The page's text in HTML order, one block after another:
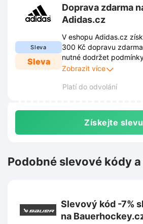
Sleva
Sleva
Doprava zdarma
Adidas.cz
V eshopu Adidas.cz
300 Kč dopravu
nutné dodržet
obchodem. Tyto
se průběžně měnit.
Zobrazit více
Platí do odvolání
Získejte slevu
Podobné slevové kódy
Slevový kód -7%
na